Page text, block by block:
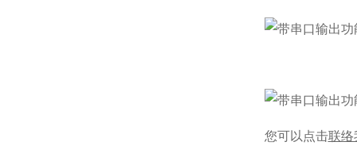
您可以点击联络